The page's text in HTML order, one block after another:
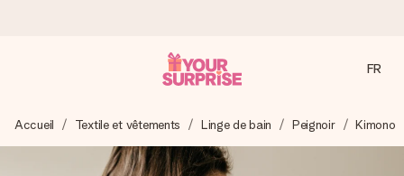
Nous préparons votre cadeau avec attention et l’envoyons
en un éclair – pour que vous puissiez l’offrir au bon moment,
quand cela compte le plus.
FR
Accueil Textile et vêtements Linge de bain Peignoir Kimono